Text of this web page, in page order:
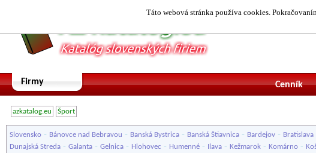
Táto webová stránka používa cookies.
Firmy Cenník
azkatalog.eu Šport
Slovensko - Bánovce nad Bebravou - Banská Bystrica - Banská Štiavnica - Bardejov - Bratislava
Dunajská Streda - Galanta - Gelnica - Hlohovec - Humenné - Ilava - Kežmarok - Komárno -